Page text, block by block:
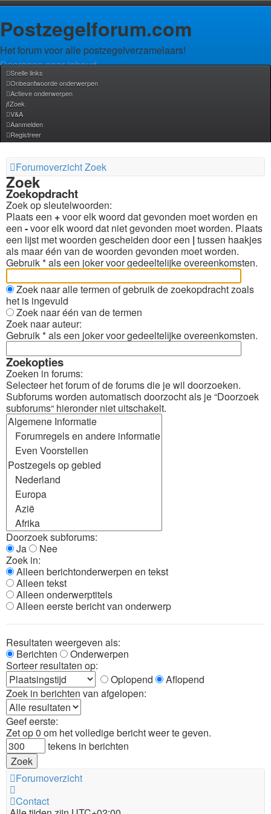
Postzegelforum.com
Het forum voor alle postzegelverzamelaars!
Doorgaan naar inhoud
Snelle links
Onbeantwoorde onderwerpen
Actieve onderwerpen
Zoek
V&A
Aanmelden
Registreer
ForumoverzichtZoek
Zoek
Zoekopdracht
Zoek op sleutelwoorden:
Plaats een +voor elk woord dat gevonden moet worden en
een -voor elk woord dat niet gevonden moet worden. Plaats
een lijst met woorden gescheiden door een | tussen haakjes
als maar één van de woorden gevonden moet worden.
Gebruik * als een joker voor gedeeltelijke overeenkomsten.
Zoek naar alle termen of gebruik de zoekopdracht zoals
het is ingevuld
Zoek naar één van de termen
Zoek naar auteur:
Gebruik * als een joker voor gedeeltelijke overeenkomsten.
Zoekopties
Zoeken in forums:
Selecteer het forum of de forums die je wil doorzoeken.
Subforums worden automatisch doorzocht als je “Doorzoek
subforums“ hieronder niet uitschakelt.
Doorzoek subforums:
Ja
Nee
Zoek in:
Alleen berichtonderwerpen en tekst
Alleen tekst
Alleen onderwerptitels
Alleen eerste bericht van onderwerp
Resultaten weergeven als:
Berichten
Onderwerpen
Sorteer resultaten op:
Oplopend
Aflopend
Zoek in berichten van afgelopen:
Geef eerste:
Zet op 0 om het volledige bericht weer te geven.
tekens in berichten
Forumoverzicht
Contact